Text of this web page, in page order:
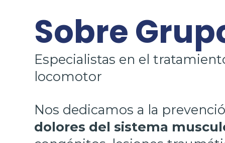
Sobre
Especialistas en el
locomotor
Nos dedicamos a la
dolores del sistema